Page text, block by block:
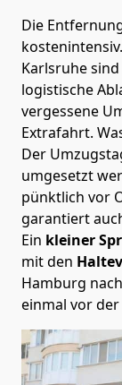
Die
Karlsruhe
logistische
vergessene
Extrafahrt.
Der
umgesetzt
pünktlich vor
garantiert
Ein kleiner
mit den
Hamburg
einmal vor